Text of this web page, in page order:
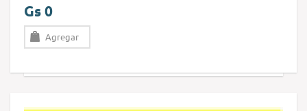
Gs 0
Agregar